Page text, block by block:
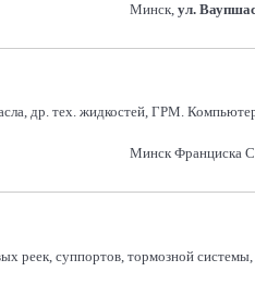
Минск, ул.
др. тех. жидкостей, ГРМ.
Минск Франциска
реек, суппортов, тормозной